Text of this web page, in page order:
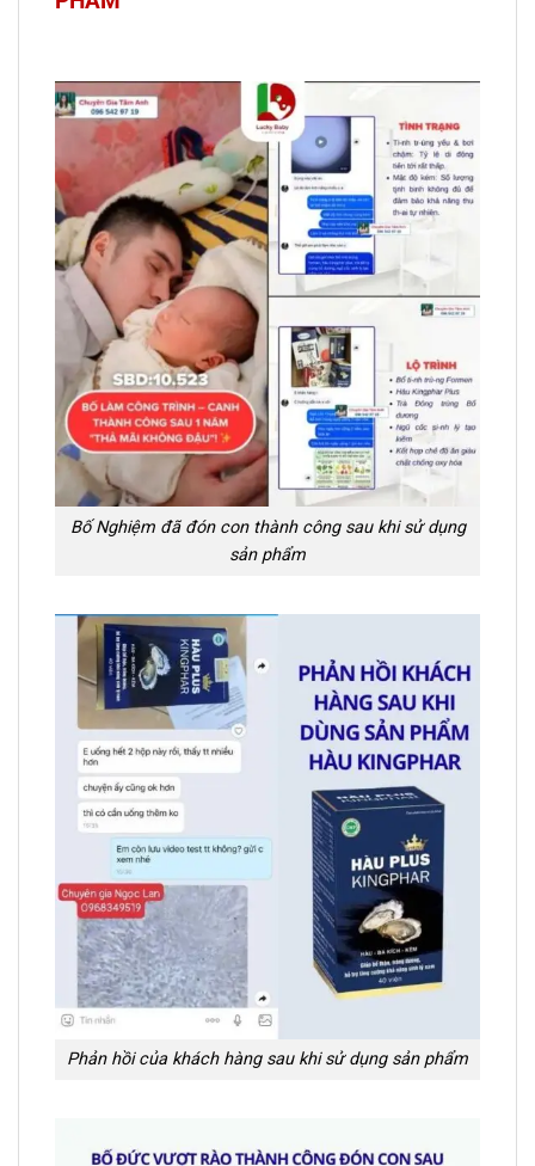
Bố Nghiệm đã đón con thành công sau khi sử dụng
sản phẩm
Phản hồi của khách hàng sau khi sử dụng sản phẩm